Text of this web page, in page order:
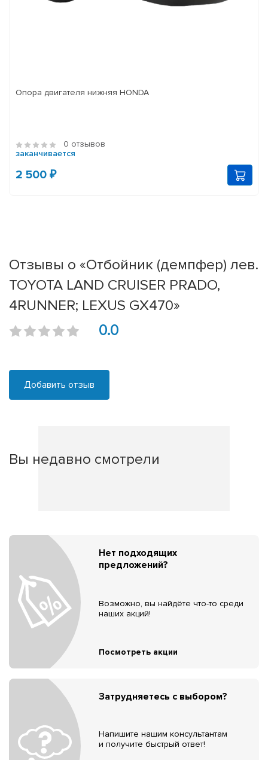
Опора двигателя нижняя HONDA
0 отзывов
заканчивается
2 500 ₽
Отзывы о «Отбойник (демпфер) лев.
TOYOTA LAND CRUISER PRADO,
4RUNNER; LEXUS GX470»
0.0
Добавить отзыв
Вы недавно смотрели
Нет подходящих
предложений?
Возможно, вы найдёте что-то среди
наших акций!
Посмотреть акции
Затрудняетесь с выбором?
Напишите нашим консультантам
и получите быстрый ответ!